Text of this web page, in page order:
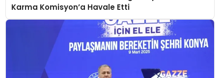
Karma Komisyon’a Havale Etti